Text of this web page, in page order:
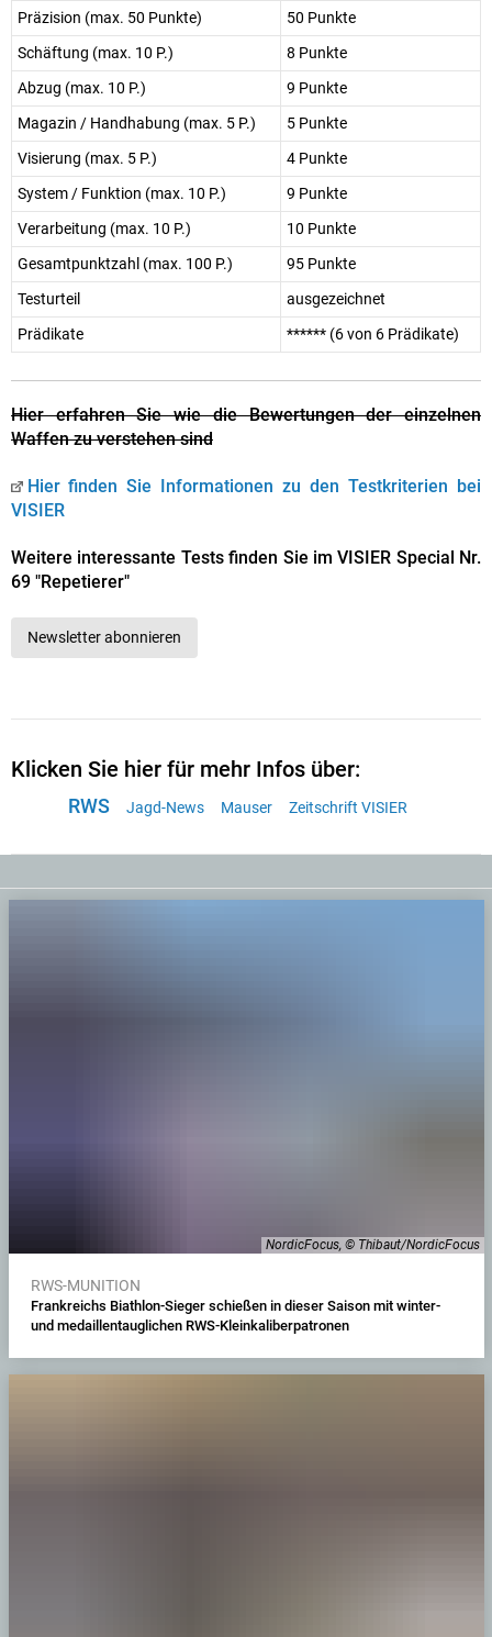
Präzision (max. 50 Punkte)
50 Punkte
Schäftung (max. 10 P.)
8 Punkte
Abzug (max. 10 P.)
9 Punkte
Magazin / Handhabung (max. 5 P.)
5 Punkte
Visierung (max. 5 P.)
4 Punkte
System / Funktion (max. 10 P.)
9 Punkte
Verarbeitung (max. 10 P.)
10 Punkte
Gesamtpunktzahl (max. 100 P.)
95 Punkte
Testurteil
ausgezeichnet
Prädikate
****** (6 von 6 Prädikate)
Hier erfahren Sie wie die Bewertungen der einzelnen
Waffen zu verstehen sind
Hier finden Sie Informationen zu den Testkriterien bei
VISIER
Weitere interessante Tests finden Sie im VISIER Special Nr.
69 "Repetierer"
Newsletter abonnieren
Klicken Sie hier für mehr Infos über:
RWS Jagd-News Mauser Zeitschrift VISIER
NordicFocus, © Thibaut/NordicFocus
RWS-MUNITION
Frankreichs Biathlon-Sieger schießen in dieser Saison mit winter-
und medaillentauglichen RWS-Kleinkaliberpatronen